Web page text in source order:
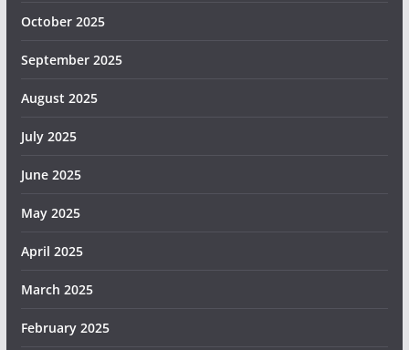
October 2025
September 2025
August 2025
July 2025
June 2025
May 2025
April 2025
March 2025
February 2025